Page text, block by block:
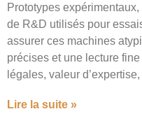
Prototypes
de R&D utilisés pour
assurer ces machines
précises et une lecture
légales, valeur
Lire la suite »